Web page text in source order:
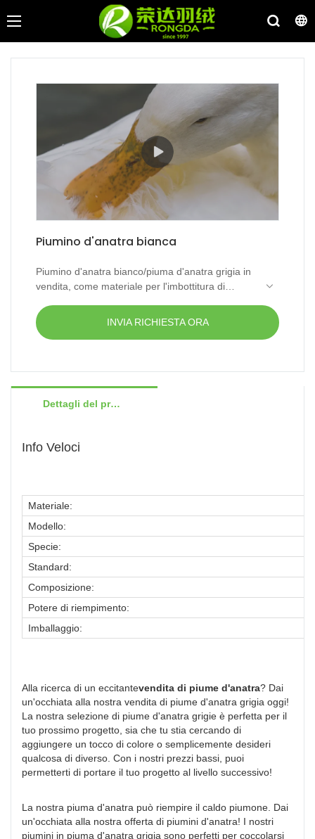
Piumino d'anatra bianca
Piumino d'anatra bianco/piuma d'anatra grigia in
vendita, come materiale per l'imbottitura di
INVIA RICHIESTA ORA
Dettagli del prodotto
Info Veloci
Materiale:
Modello:
Specie:
Standard:
Composizione:
Potere di riempimento:
Imballaggio:
Alla ricerca di un eccitantevendita di piume d'anatra? Dai
un'occhiata alla nostra vendita di piume d'anatra grigia oggi!
La nostra selezione di piume d'anatra grigie è perfetta per il
tuo prossimo progetto, sia che tu stia cercando di
aggiungere un tocco di colore o semplicemente desideri
qualcosa di diverso. Con i nostri prezzi bassi, puoi
permetterti di portare il tuo progetto al livello successivo!
La nostra piuma d'anatra può riempire il caldo piumone. Dai
un'occhiata alla nostra offerta di piumini d'anatra! I nostri
piumini in piuma d'anatra grigia sono perfetti per coccolarsi